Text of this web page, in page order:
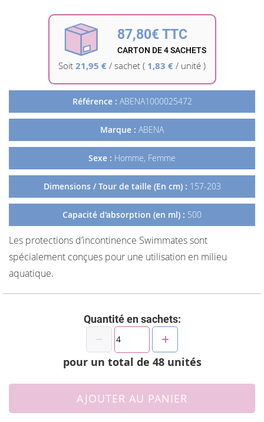
87,80€ TTC
CARTON DE 4 SACHETS
Soit 21,95 € / sachet ( 1,83 € / unité )
Référence : ABENA1000025472
Marque : ABENA
Sexe : Homme, Femme
Dimensions / Tour de taille (En cm) : 157-203
Capacité d'absorption (en ml) : 500
Les protections d’incontinence Swimmates sont
spécialement conçues pour une utilisation en milieu
aquatique.
Quantité en sachets:
pour un total de 48unités
AJOUTER AU PANIER